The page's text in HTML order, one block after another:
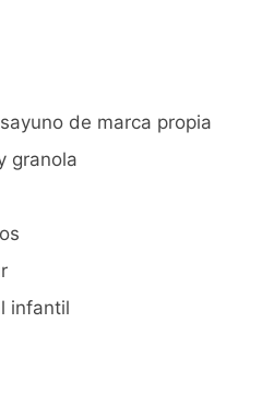
de marca propia
granola
infantil